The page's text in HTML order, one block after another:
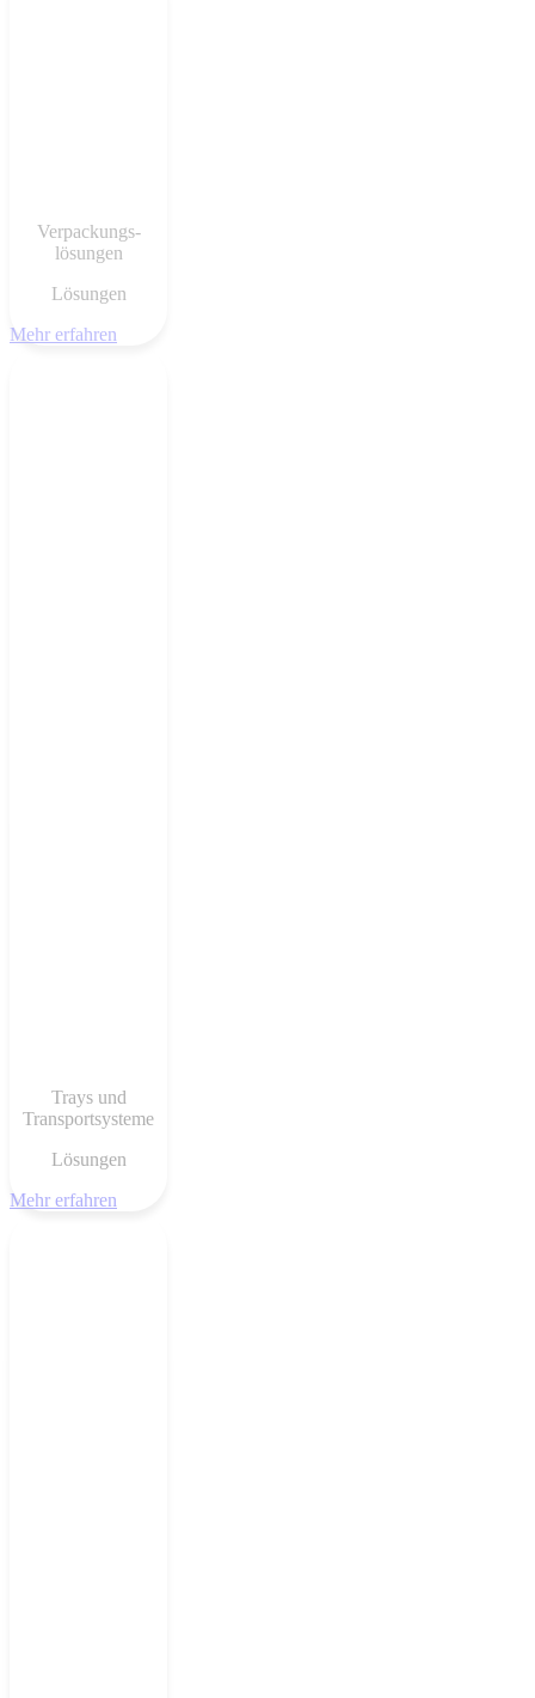
Verpackungs-
lösungen
Lösungen
Mehr erfahren
Trays und
Transportsysteme
Lösungen
Mehr erfahren